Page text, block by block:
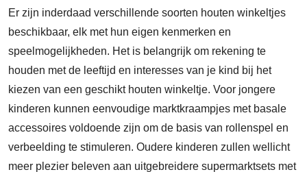
Er zijn inderdaad verschillende soorten houten winkeltjes
beschikbaar, elk met hun eigen kenmerken en
speelmogelijkheden. Het is belangrijk om rekening te
houden met de leeftijd en interesses van je kind bij het
kiezen van een geschikt houten winkeltje. Voor jongere
kinderen kunnen eenvoudige marktkraampjes met basale
accessoires voldoende zijn om de basis van rollenspel en
verbeelding te stimuleren. Oudere kinderen zullen wellicht
meer plezier beleven aan uitgebreidere supermarktsets met